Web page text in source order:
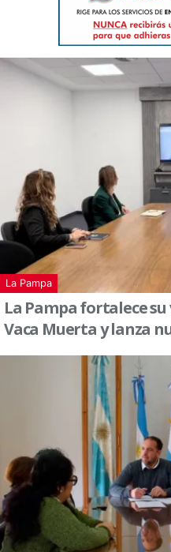
La Pampa
La Pampa fortalece
Vaca Muerta y lanza